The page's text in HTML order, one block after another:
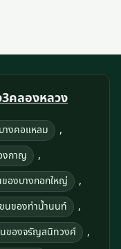
คลองหลวง
างคอแหลม ,
งกาญ ,
องบางกอกใหญ่ ,
นของท่าน้ำนนท์ ,
ของจรัญสนิทวงศ์ ,